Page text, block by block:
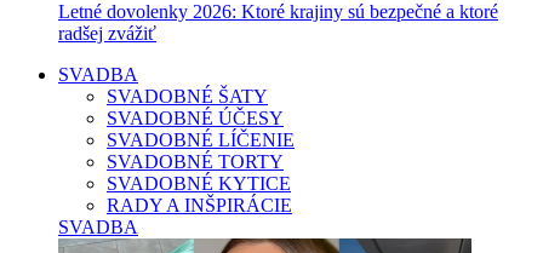
Letné dovolenky 2026: Ktoré krajiny sú bezpečné a ktoré
radšej zvážiť
SVADBA
SVADOBNÉ ŠATY
SVADOBNÉ ÚČESY
SVADOBNÉ LÍČENIE
SVADOBNÉ TORTY
SVADOBNÉ KYTICE
RADY A INŠPIRÁCIE
SVADBA